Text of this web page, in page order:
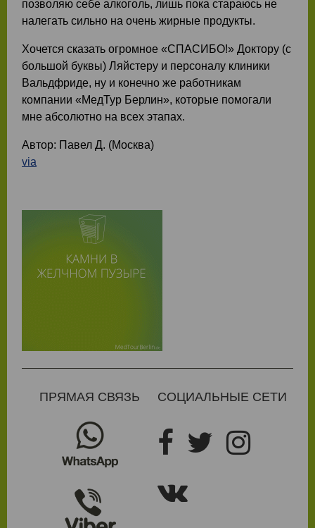
позволяю себе алкоголь, лишь пока стараюсь не
налегать сильно на очень жирные продукты.
Хочется сказать огромное «СПАСИБО!» Доктору (с
большой буквы) Ляйстеру и персоналу клиники
Вальдфриде, ну и конечно же работникам
компании «МедТур Берлин», которые помогали
мне абсолютно на всех этапах.
Автор: Павел Д. (Москва)
via
ПРЯМАЯ СВЯЗЬ СОЦИАЛЬНЫЕ СЕТИ